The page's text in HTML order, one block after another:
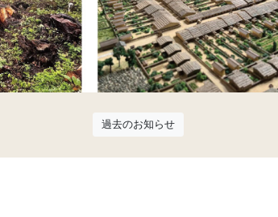
過去のお知らせ